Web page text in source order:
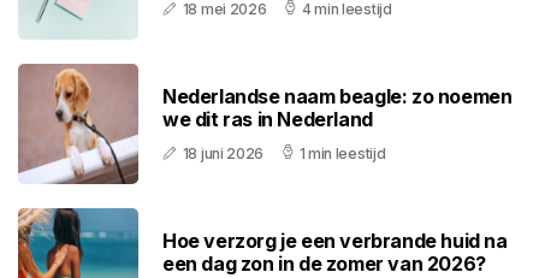
18 mei 2026 4 min leestijd
Nederlandse naam beagle: zo noemen
we dit ras in Nederland
18 juni 2026 1 min leestijd
Hoe verzorg je een verbrande huid na
een dag zon in de zomer van 2026?